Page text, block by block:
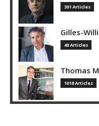
301 Articles
Gilles-
40 Articles
Thomas
1018 Articles